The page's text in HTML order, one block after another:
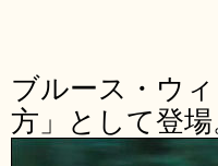
ブルース・ウ
方」として登場